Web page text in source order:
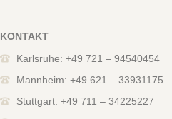
KONTAKT
Karlsruhe: +49 721 – 94540454
Mannheim: +49 621 – 33931175
Stuttgart: +49 711 – 34225227